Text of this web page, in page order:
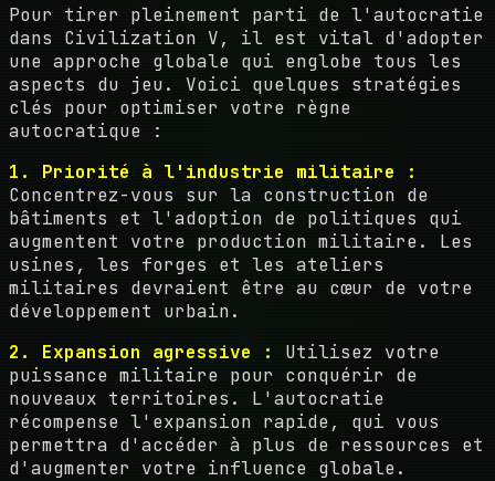
Pour tirer pleinement parti de l'autocratie
dans Civilization V, il est vital d'adopter
une approche globale qui englobe tous les
aspects du jeu. Voici quelques stratégies
clés pour optimiser votre règne
autocratique :
1. Priorité à l'industrie militaire :
Concentrez-vous sur la construction de
bâtiments et l'adoption de politiques qui
augmentent votre production militaire. Les
usines, les forges et les ateliers
militaires devraient être au cœur de votre
développement urbain.
2. Expansion agressive :
Utilisez votre
puissance militaire pour conquérir de
nouveaux territoires. L'autocratie
récompense l'expansion rapide, qui vous
permettra d'accéder à plus de ressources et
d'augmenter votre influence globale.